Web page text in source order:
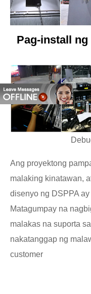
Pag-install ng
Ang proyektong
malaking kinatawan,
disenyo ng DSPPA
Matagumpay na
malakas na suporta
nakatanggap ng
customer